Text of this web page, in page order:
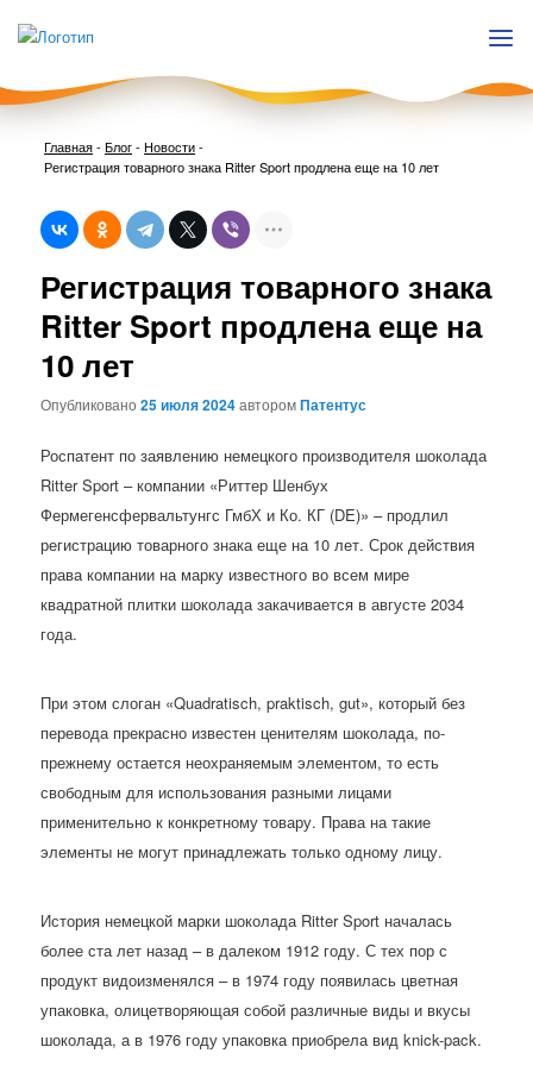
Главная-Блог- Новости-
Регистрация товарного знака Ritter Sport продлена еще на 10 лет
Регистрация товарного знака
Ritter Sport продлена еще на
10 лет
Опубликовано25 июля 2024авторомПатентус
Роспатент по заявлению немецкого производителя шоколада
Ritter Sport – компании «Риттер Шенбух
Фермегенсфервальтунгс ГмбХ и Ко. КГ (DE)» – продлил
регистрацию товарного знака еще на 10 лет. Срок действия
права компании на марку известного во всем мире
квадратной плитки шоколада закачивается в августе 2034
года.
При этом слоган «Quadratisch, praktisch, gut», который без
перевода прекрасно известен ценителям шоколада, по-
прежнему остается неохраняемым элементом, то есть
свободным для использования разными лицами
применительно к конкретному товару. Права на такие
элементы не могут принадлежать только одному лицу.
История немецкой марки шоколада Ritter Sport началась
более ста лет назад – в далеком 1912 году. С тех пор с
продукт видоизменялся – в 1974 году появилась цветная
упаковка, олицетворяющая собой различные виды и вкусы
шоколада, а в 1976 году упаковка приобрела вид knick-pack.